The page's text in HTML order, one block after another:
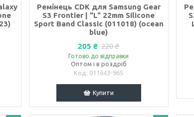
Ремінець CDK для Samsung Gear
S3 Frontier | "L" 22mm Silicone
Sport Band Classic (011018) (ocean
blue)
205 ₴ 220 ₴
Готово до відправки
Оптом і в роздріб
011643-965
Купити